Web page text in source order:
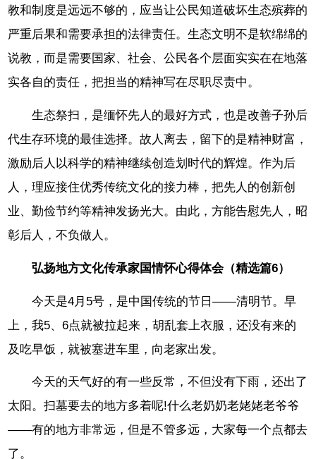
教和制度是远远不够的，应当让公民知道破坏生态殡葬的
严重后果和需要承担的法律责任。生态文明不是软绵绵的
说教，而是需要国家、社会、公民各个层面实实在在地落
实各自的责任，把担当的精神写在尽职尽责中。
生态祭扫，是缅怀先人的最好方式，也是改善子孙后
代生存环境的最佳选择。故人离去，留下的是精神财富，
激励后人以科学的精神继续创造划时代的辉煌。作为后
人，理应接住优秀传统文化的接力棒，把先人的创新创
业、勤俭节约等精神发扬光大。由此，方能告慰先人，昭
彰后人，不负做人。
弘扬地方文化传承家国情怀心得体会（精选篇6）
今天是4月5号，是中国传统的节日——清明节。早
上，我5、6点就被拉起来，胡乱套上衣服，还没有来的
及吃早饭，就被塞进车里，向老家出发。
今天的天气好的有一些反常，不但没有下雨，还出了
太阳。扫墓要去的地方多着呢!什么老奶奶老姥姥老爷爷
——有的地方非常远，但是不管多远，大家每一个点都去
了。